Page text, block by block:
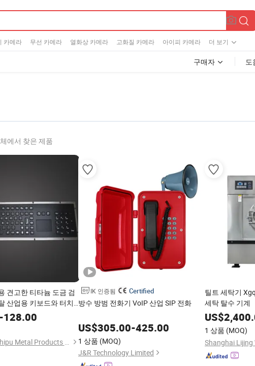
카메라 무선 카메라 열화상 카메라 고화질 카메라 아이피 카메라 더 보기
구매자 도
에서 찾은 제품
견고한 티타늄 도금 검
산업용 키보드와 터치
-128.00
DongGuan Deshipu Metal Products Co., Ltd.
IK 인증됨 Certified
방수 방범 전화기 VoIP 산업 SIP 전화
US$305.00-425.00
1 상품 (MOQ)
J&R Technology Limited
틸트 세탁기
세탁 탈수 기계
US$
1 상품 (MOQ)